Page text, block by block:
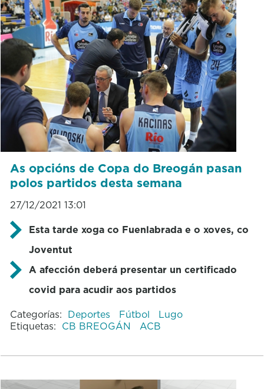
As opcións de Copa do Breogán pasan
polos partidos desta semana
27/12/2021 13:01
Esta tarde xoga co Fuenlabrada e o xoves, co
Joventut
A afección deberá presentar un certificado
covid para acudir aos partidos
Categorías: Deportes Fútbol
Lugo
Etiquetas: CB BREOGÁN ACB